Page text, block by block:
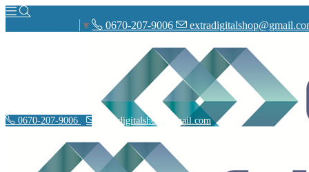
▼ 0670-207-9006
0670-207-9006 extradigitalshop@gmail.com